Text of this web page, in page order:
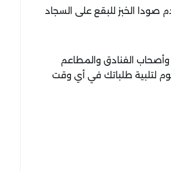
صودا الخبز للبقع على السجاد
وأصحاب الفنادق والمطاعم
لتلبية طلباتك في أي وقت